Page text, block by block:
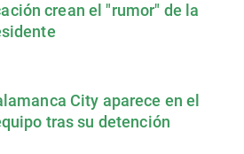
crean el "rumor" de la
City aparece en el
tras su detención